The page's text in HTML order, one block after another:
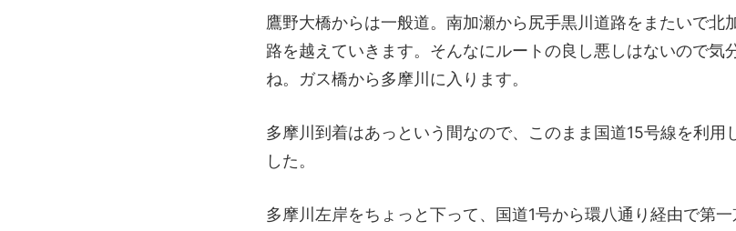
鷹野大橋からは一般道。南加瀬から尻手黒川道路をまたいで北
路を越えていきます。そんなにルートの良し悪しはないので気
ね。ガス橋から多摩川に入ります。
多摩川到着はあっという間なので、このまま国道15号線を利用
した。
多摩川左岸をちょっと下って、国道1号から環八通り経由で第